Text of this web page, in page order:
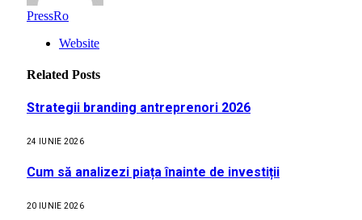
PressRo
Website
Related Posts
Strategii branding antreprenori 2026
24 IUNIE 2026
Cum să analizezi piața înainte de investiții
20 IUNIE 2026